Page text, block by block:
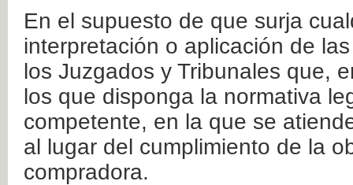
En el supuesto de que surja
interpretación o aplicación de
los Juzgados y Tribunales que,
los que disponga la normativa
competente, en la que se
al lugar del cumplimiento de la
compradora.